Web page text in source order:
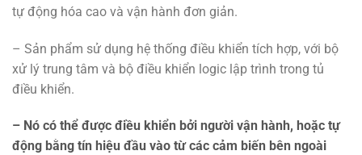
tự động hóa cao và vận hành đơn giản.
– Sản phẩm sử dụng hệ thống điều khiển tích hợp, với bộ
xử lý trung tâm và bộ điều khiển logic lập trình trong tủ
điều khiển.
– Nó có thể được điều khiển bởi người vận hành, hoặc tự
động bằng tín hiệu đầu vào từ các cảm biến bên ngoài